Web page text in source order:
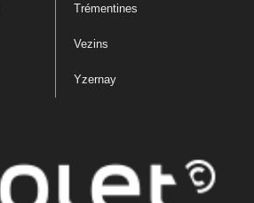
Trémentines
Vezins
Yzernay